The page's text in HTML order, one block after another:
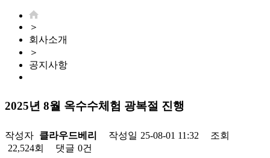
＞
회사소개
＞
공지사항
2025년 8월 옥수수체험 광복절 진행
작성자 클라우드베리 작성일 25-08-01 11:32
조회
22,524회
댓글 0건